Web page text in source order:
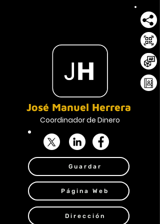
José Manuel Herrera
Coordinador de Dinero
Guardar
Página Web
Dirección